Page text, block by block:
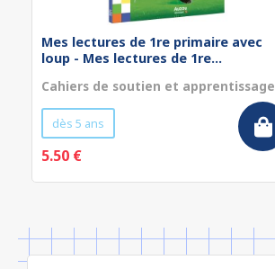
Mes lectures de 1re primaire avec
loup - Mes lectures de 1re...
Cahiers de soutien et apprentissage
dès 5 ans
5.50 €